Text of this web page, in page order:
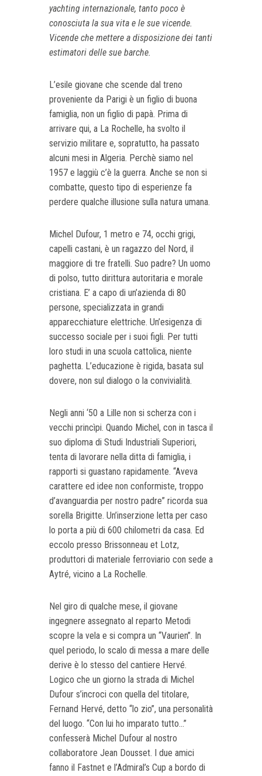
yachting internazionale, tanto poco è
conosciuta la sua vita e le sue vicende.
Vicende che mettere a disposizione dei tanti
estimatori delle sue barche.
L’esile giovane che scende dal treno
proveniente da Parigi è un figlio di buona
famiglia, non un figlio di papà. Prima di
arrivare qui, a La Rochelle, ha svolto il
servizio militare e, sopratutto, ha passato
alcuni mesi in Algeria. Perchè siamo nel
1957 e laggiù c’è la guerra. Anche se non si
combatte, questo tipo di esperienze fa
perdere qualche illusione sulla natura umana.
Michel Dufour, 1 metro e 74, occhi grigi,
capelli castani, è un ragazzo del Nord, il
maggiore di tre fratelli. Suo padre? Un uomo
di polso, tutto dirittura autoritaria e morale
cristiana. E’ a capo di un’azienda di 80
persone, specializzata in grandi
apparecchiature elettriche. Un’esigenza di
successo sociale per i suoi figli. Per tutti
loro studi in una scuola cattolica, niente
paghetta. L’educazione è rigida, basata sul
dovere, non sul dialogo o la convivialità.
Negli anni ‘50 a Lille non si scherza con i
vecchi princìpi. Quando Michel, con in tasca il
suo diploma di Studi Industriali Superiori,
tenta di lavorare nella ditta di famiglia, i
rapporti si guastano rapidamente. “Aveva
carattere ed idee non conformiste, troppo
d’avanguardia per nostro padre” ricorda sua
sorella Brigitte. Un’inserzione letta per caso
lo porta a più di 600 chilometri da casa. Ed
eccolo presso Brissonneau et Lotz,
produttori di materiale ferroviario con sede a
Aytré, vicino a La Rochelle.
Nel giro di qualche mese, il giovane
ingegnere assegnato al reparto Metodi
scopre la vela e si compra un “Vaurien”. In
quel periodo, lo scalo di messa a mare delle
derive è lo stesso del cantiere Hervé.
Logico che un giorno la strada di Michel
Dufour s’incroci con quella del titolare,
Fernand Hervé, detto “lo zio”, una personalità
del luogo. “Con lui ho imparato tutto...”
confesserà Michel Dufour al nostro
collaboratore Jean Dousset. I due amici
fanno il Fastnet e l’Admiral’s Cup a bordo di